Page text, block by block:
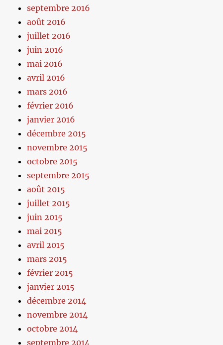
septembre 2016
août 2016
juillet 2016
juin 2016
mai 2016
avril 2016
mars 2016
février 2016
janvier 2016
décembre 2015
novembre 2015
octobre 2015
septembre 2015
août 2015
juillet 2015
juin 2015
mai 2015
avril 2015
mars 2015
février 2015
janvier 2015
décembre 2014
novembre 2014
octobre 2014
septembre 2014